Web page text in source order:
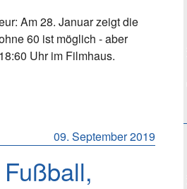
Am 28. Januar zeigt die
60 ist möglich - aber
Uhr im Filmhaus.
09. September 2019
Fußball,